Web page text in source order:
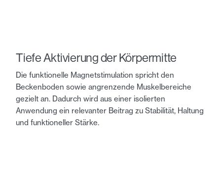
Tiefe Aktivierung der Körpermitte
Die funktionelle Magnetstimulation spricht den
Beckenboden sowie angrenzende Muskelbereiche
gezielt an. Dadurch wird aus einer isolierten
Anwendung ein relevanter Beitrag zu Stabilität, Haltung
und funktioneller Stärke.